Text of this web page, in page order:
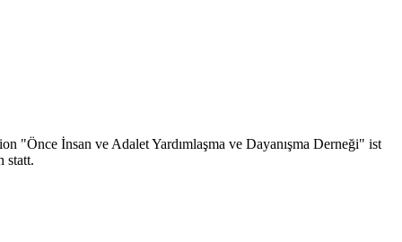
"Önce İnsan ve Adalet Yardımlaşma ve Dayanışma Derneği" ist
statt.